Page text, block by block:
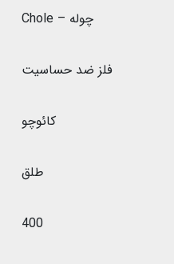
چوله – Chole
فلز ضد حساسیت
کائوچو
طلق
400